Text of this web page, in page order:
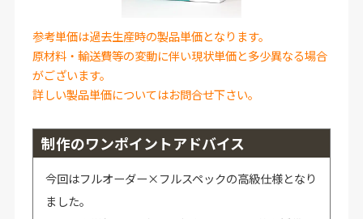
参考単価は過去生産時の製品単価となります。
原材料・輸送費等の変動に伴い現状単価と多少異なる場合
がございます。
詳しい製品単価についてはお問合せ下さい。
制作のワンポイントアドバイス
今回はフルオーダー×フルスペックの高級仕様となり
ました。